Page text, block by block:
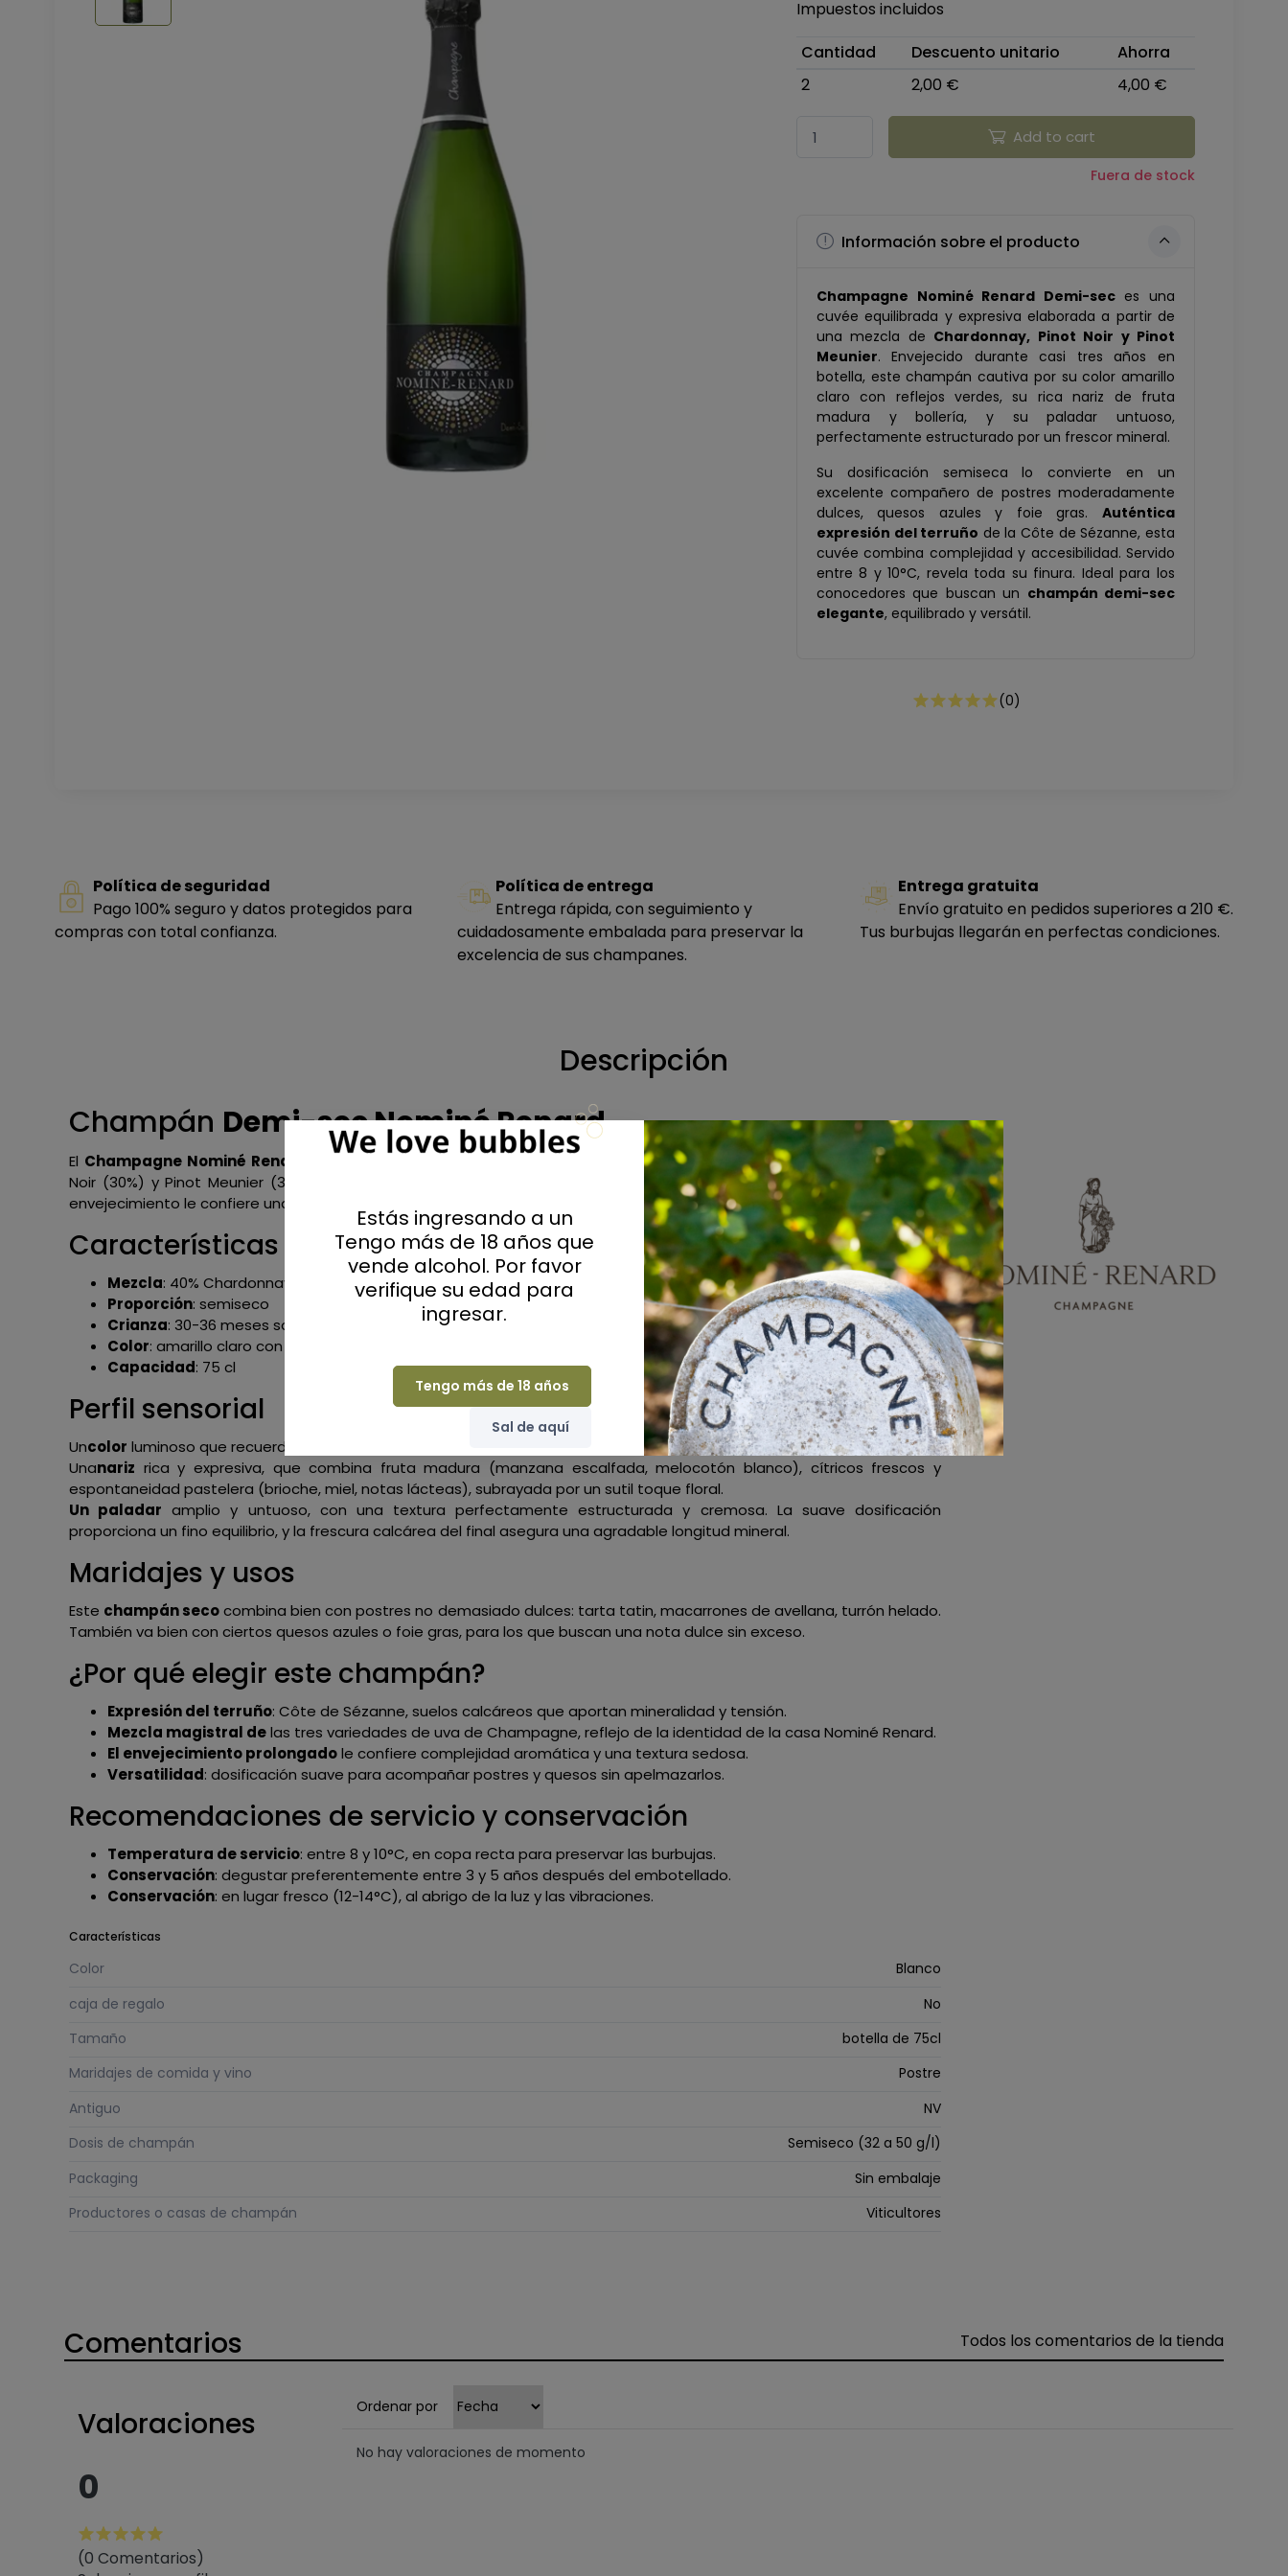
Impuestos incluidos
Cantidad
Descuento unitario
Ahorra
2
2,00 € 4,00 €
Add to cart
Fuera de stock
Información sobre el producto
Champagne Nominé Renard Demi-seces una
cuvée equilibrada y expresiva elaborada a partir de
una mezcla de Chardonnay, Pinot Noir y Pinot
Meunier. Envejecido durante casi tres años en
botella, este champán cautiva por su color amarillo
claro con reflejos verdes, su rica nariz de fruta
madura y bollería, y su paladar untuoso,
perfectamente estructurado por un frescor mineral.
Su dosificación semiseca lo convierte en un
excelente compañero de postres moderadamente
dulces, quesos azules y foie gras. Auténtica
expresión del terruño de la Côte de Sézanne, esta
cuvée combina complejidad y accesibilidad. Servido
entre 8 y 10°C, revela toda su finura. Ideal para los
conocedores que buscan un champán demi-sec
elegante, equilibrado y versátil.
(0)
Política de seguridad
Pago 100% seguro y datos protegidos para
compras con total confianza.
Política de entrega
Entrega rápida, con seguimiento y
cuidadosamente embalada para preservar la
excelencia de sus champanes.
Entrega gratuita
Envío gratuito en pedidos superiores a 210 €.
Tus burbujas llegarán en perfectas condiciones.
Descripción
Champán Demi-secNominé Renard
El Champagne Nominé Renard Dem
i-sec es un ensamblaje perfectamente equilibrado de Chardonnay (40%), Pinot
Noir (30%) y Pinot Meunier (30%), madurado según el método tradicional de Champagne entre 30 y 36 meses. Este
envejecimiento le confiere una estructura refinada y un fino equilibrio entre redondez y frescura.
Características técnicas
Mezcla: 40% Chardonnay, 30% Pinot Noir, 30% Pinot Meunier
Proporción: semiseco
Crianza: 30-36 meses sobre lías
Color: amarillo claro con reflejos verdes
Capacidad: 75 cl
Perfil sensorial
Uncolor luminoso que recuerda al oro suave, con toques de verde suave.
Unanariz rica y expresiva, que combina fruta madura (manzana escalfada, melocotón blanco), cítricos frescos y
espontaneidad pastelera (brioche, miel, notas lácteas), subrayada por un sutil toque floral.
Un paladar amplio y untuoso, con una textura perfectamente estructurada y cremosa. La suave dosificación
proporciona un fino equilibrio, y la frescura calcárea del final asegura una agradable longitud mineral.
Maridajes y usos
Este champán secocombina bien con postres no demasiado dulces: tarta tatin, macarrones de avellana, turrón helado.
También va bien con ciertos quesos azules o foie gras, para los que buscan una nota dulce sin exceso.
¿Por qué elegir este champán?
Expresión del terruño: Côte de Sézanne, suelos calcáreos que aportan mineralidad y tensión.
Mezcla magistral delas tres variedades de uva de Champagne, reflejo de la identidad de la casa Nominé Renard.
El envejecimiento prolongadole confiere complejidad aromática y una textura sedosa.
Versatilidad: dosificación suave para acompañar postres y quesos sin apelmazarlos.
Recomendaciones de servicio y conservación
Temperatura de servicio: entre 8 y 10°C, en copa recta para preservar las burbujas.
Conservación: degustar preferentemente entre 3 y 5 años después del embotellado.
Conservación: en lugar fresco (12-14°C), al abrigo de la luz y las vibraciones.
Características
Color
Blanco
caja de regalo
No
Tamaño
botella de 75cl
Maridajes de comida y vino
Postre
Antiguo
NV
Dosis de champán
Semiseco (32 a 50 g/l)
Packaging
Sin embalaje
Productores o casas de champán
Viticultores
Comentarios Todos los comentarios de la tienda
Valoraciones
0
(0 Comentarios)
Ordenar por
No hay valoraciones de momento
Estás ingresando a un
Tengo más de 18 años que
vende alcohol. Por favor
verifique su edad para
ingresar.
Tengo más de 18 años
Sal de aquí